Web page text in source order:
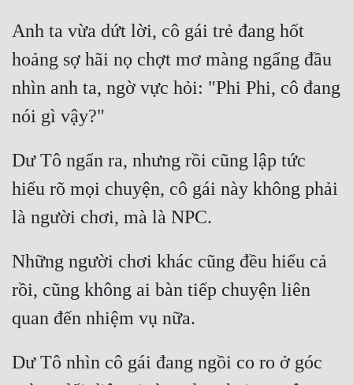
Đông Phương Huyền Huyễn
Cẩu Đạo Trường Sinh
Ngự Thú
Truyện Nam
Truyện Nữ
Vô Địch Lưu
Xây Dựng Thế Lực
Anh ta vừa dứt lời, cô gái trẻ đang hốt
hoảng sợ hãi nọ chợt mơ màng ngẩng đầu
nhìn anh ta, ngờ vực hỏi: "Phi Phi, cô đang
Dư Tô ngẩn ra, nhưng rồi cũng lập tức
hiểu rõ mọi chuyện, cô gái này không phải
Những người chơi khác cũng đều hiểu cả
rồi, cũng không ai bàn tiếp chuyện liên
Dư Tô nhìn cô gái đang ngồi co ro ở góc